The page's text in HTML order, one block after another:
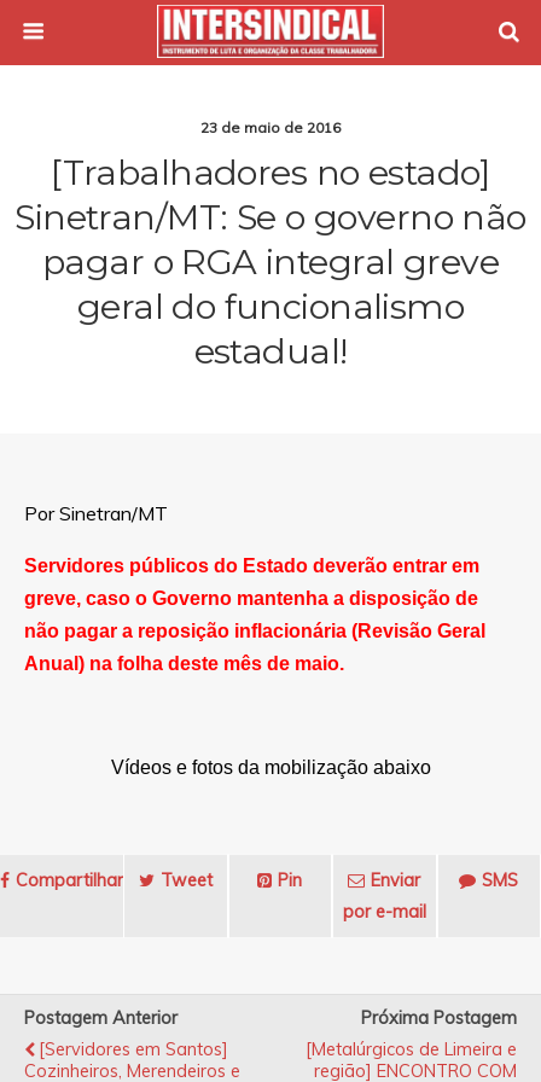
23 de maio de 2016
[Trabalhadores no estado]
Sinetran/MT: Se o governo não
pagar o RGA integral greve
geral do funcionalismo
estadual!
PorSinetran/MT
Servidores públicos do Estado deverão entrar em
greve, caso o Governo mantenha a disposição de
não pagar a reposição inflacionária (Revisão Geral
Anual) na folha deste mês de maio.
Vídeos e fotos da mobilização abaixo
Compartilhar Tweet Pin
Enviar
por e-mail
SMS
Postagem Anterior
[Servidores em Santos]
Cozinheiros, Merendeiros e
Próxima Postagem
[Metalúrgicos de Limeira e
região] ENCONTRO COM